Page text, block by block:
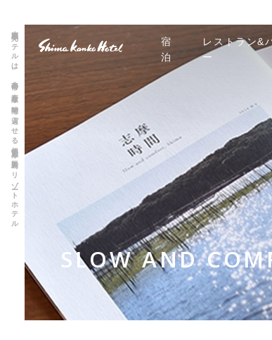
志摩観光ホテルは、非日常の素敵な時間を過ごせる伊勢志摩 賢島のリゾートホテル
宿
泊
レストラン&
ー
SLOW AND